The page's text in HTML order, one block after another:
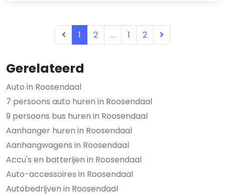
Gerelateerd
Auto in Roosendaal
7 persoons auto huren in Roosendaal
9 persoons bus huren in Roosendaal
Aanhanger huren in Roosendaal
Aanhangwagens in Roosendaal
Accu's en batterijen in Roosendaal
Auto-accessoires in Roosendaal
Autobedrijven in Roosendaal
1 2 ... 1 2